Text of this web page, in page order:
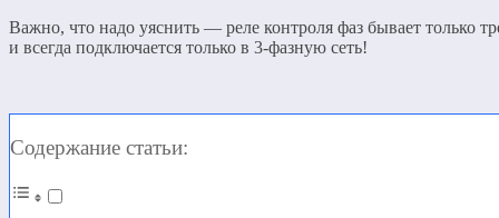
Важно, что надо уяснить — реле контроля фаз бывает только
и всегда подключается только в 3-фазную сеть!
Содержание статьи: